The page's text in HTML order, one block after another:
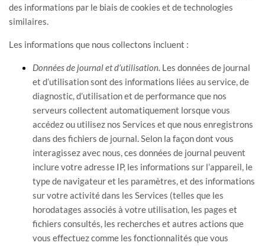
des informations par le biais de cookies et de technologies
similaires.
Les informations que nous collectons incluent :
Données de journal et d’utilisation. Les données de journal
et d’utilisation sont des informations liées au service, de
diagnostic, d’utilisation et de performance que nos
serveurs collectent automatiquement lorsque vous
accédez ou utilisez nos Services et que nous enregistrons
dans des fichiers de journal. Selon la façon dont vous
interagissez avec nous, ces données de journal peuvent
inclure votre adresse IP, les informations sur l’appareil, le
type de navigateur et les paramètres, et des informations
sur votre activité dans les Services (telles que les
horodatages associés à votre utilisation, les pages et
fichiers consultés, les recherches et autres actions que
vous effectuez comme les fonctionnalités que vous